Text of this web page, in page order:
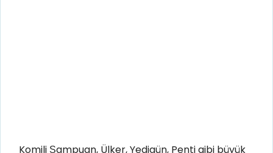
Komili Şampuan, Ülker, Yedigün, Penti gibi büyük